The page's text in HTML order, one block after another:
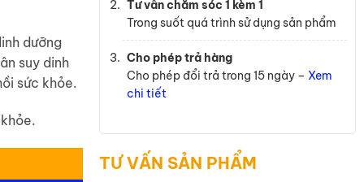
dưỡng
suy dinh
sức khỏe.
Tư vấn chăm sóc 1 kèm 1
Trong suốt quá trình sử dụng sản phẩm
Cho phép trả hàng
Cho phép đổi trả trong 15 ngày – Xem
chi tiết
TƯ VẤN SẢN PHẨM